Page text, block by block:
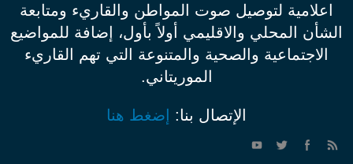
اعلامية لتوصيل صوت المواطن والقاريء ومتابعة
الشأن المحلي والاقليمي أولاً بأول، إضافة للمواضيع
الاجتماعية والصحية والمتنوعة التي تهم القاريء
الموريتاني.
الإتصال بنا: إضغط هنا